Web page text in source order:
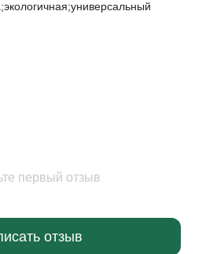
первый отзыв
отзыв